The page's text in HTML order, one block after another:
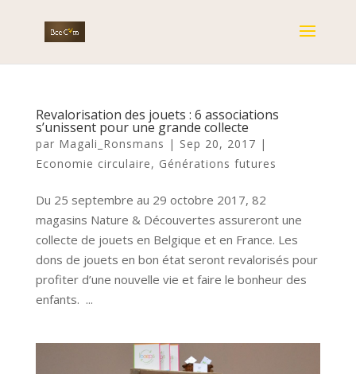
Revalorisation des jouets : 6 associations
s’unissent pour une grande collecte
par Magali_Ronsmans | Sep 20, 2017 |
Economie circulaire, Générations futures
Du 25 septembre au 29 octobre 2017, 82
magasins Nature & Découvertes assureront une
collecte de jouets en Belgique et en France. Les
dons de jouets en bon état seront revalorisés pour
profiter d’une nouvelle vie et faire le bonheur des
enfants. ...